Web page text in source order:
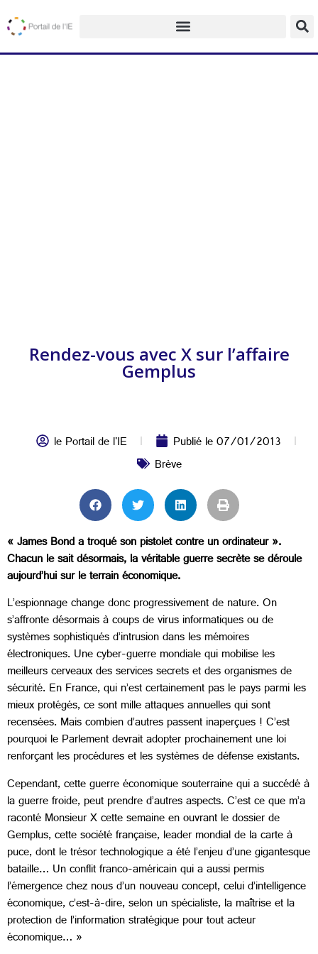
Rendez-vous avec X sur l’affaire
Gemplus
le Portail de l'IE Publié le07/01/2013
Brève
« James Bond a troqué son pistolet contre un ordinateur ».
Chacun le sait désormais, la véritable guerre secrète se déroule
aujourd’hui sur le terrain économique.
L’espionnage change donc progressivement de nature. On
s’affronte désormais à coups de virus informatiques ou de
systèmes sophistiqués d’intrusion dans les mémoires
électroniques. Une cyber-guerre mondiale qui mobilise les
meilleurs cerveaux des services secrets et des organismes de
sécurité. En France, qui n’est certainement pas le pays parmi les
mieux protégés, ce sont mille attaques annuelles qui sont
recensées. Mais combien d’autres passent inaperçues ! C’est
pourquoi le Parlement devrait adopter prochainement une loi
renforçant les procédures et les systèmes de défense existants.
Cependant, cette guerre économique souterraine qui a succédé à
la guerre froide, peut prendre d’autres aspects. C’est ce que m’a
raconté Monsieur X cette semaine en ouvrant le dossier de
Gemplus, cette société française, leader mondial de la carte à
puce, dont le trésor technologique a été l’enjeu d’une gigantesque
bataille… Un conflit franco-américain qui a aussi permis
l’émergence chez nous d’un nouveau concept, celui d’intelligence
économique, c’est-à-dire, selon un spécialiste, la maîtrise et la
protection de l’information stratégique pour tout acteur
économique… »